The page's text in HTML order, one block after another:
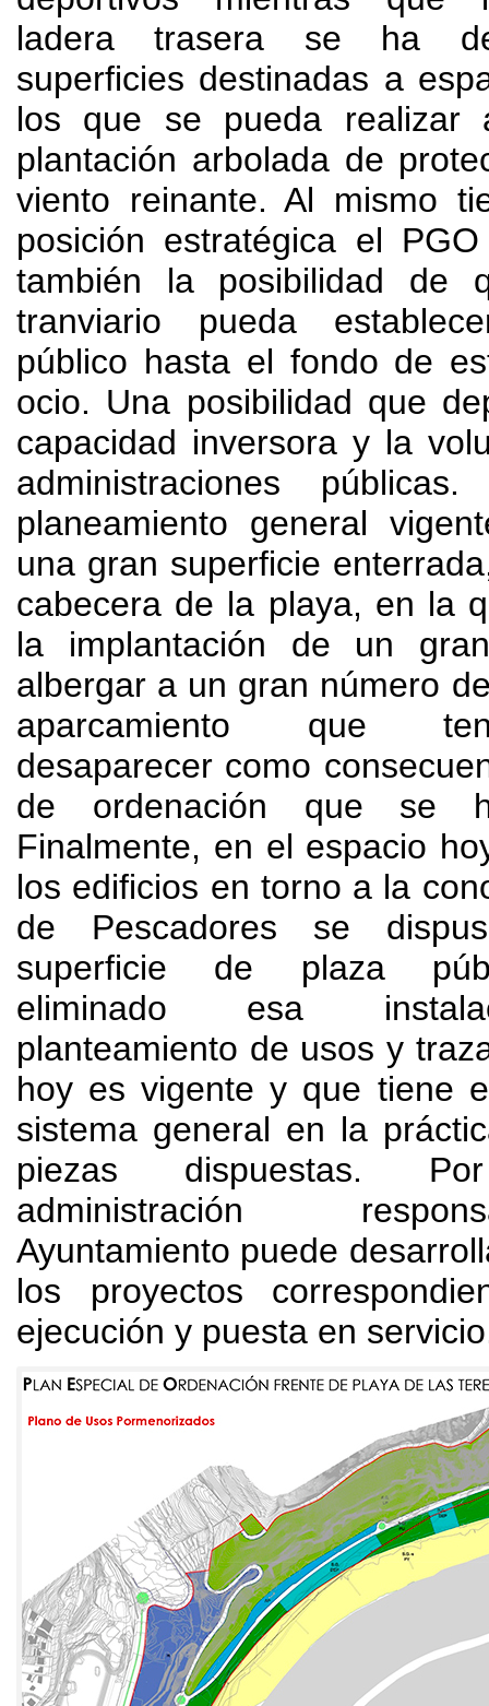
ladera trasera se ha
superficies destinadas a
los que se pueda realizar
plantación arbolada de
viento reinante. Al mismo
posición estratégica el
también la posibilidad de
tranviario pueda
público hasta el fondo de
ocio. Una posibilidad que
capacidad inversora y la
administraciones
planeamiento general
una gran superficie
cabecera de la playa, en la
la implantación de un
albergar a un gran número
aparcamiento que
desaparecer como
de ordenación que se
Finalmente, en el espacio
los edificios en torno a la
de Pescadores se
superficie de plaza
eliminado esa
planteamiento de usos y
hoy es vigente y que tiene
sistema general en la
piezas dispuestas.
administración
Ayuntamiento puede
los proyectos
ejecución y puesta en